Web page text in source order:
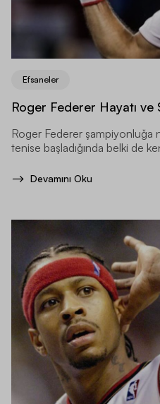
Efsaneler
Roger Federer Hayatı ve
Roger Federer şampiyonluğa
tenise başladığında belki de
Devamını Oku